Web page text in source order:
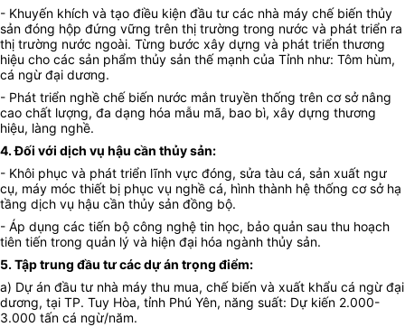
- Khuyến khích và tạo điều kiện đầu tư các nhà máy chế biến thủy
sản đóng hộp đứng vững trên thị trường trong nước và phát triển ra
thị trường nước ngoài. Từng bước xây dựng và phát triển thương
hiệu cho các sản phẩm thủy sản thế mạnh của Tỉnh như: Tôm hùm,
cá ngừ đại dương.
- Phát triển nghề chế biến nước mắn truyền thống trên cơ sở nâng
cao chất lượng, đa dạng hóa mẫu mã, bao bì, xây dựng thương
hiệu, làng nghề.
4. Đối với dịch vụ hậu cần thủy sản:
- Khôi phục và phát triển lĩnh vực đóng, sửa tàu cá, sản xuất ngư
cụ, máy móc thiết bị phục vụ nghề cá, hình thành hệ thống cơ sở hạ
tầng dịch vụ hậu cần thủy sản đồng bộ.
- Áp dụng các tiến bộ công nghệ tin học, bảo quản sau thu hoạch
tiên tiến trong quản lý và hiện đại hóa ngành thủy sản.
5. Tập trung đầu tư các dự án trọng điểm:
a) Dự án đầu tư nhà máy thu mua, chế biến và xuất khẩu cá ngừ đại
dương, tại TP. Tuy Hòa, tỉnh Phú Yên, năng suất: Dự kiến 2.000-
3.000 tấn cá ngừ/năm.